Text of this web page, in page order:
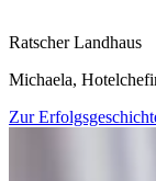
Ratscher Landhaus
Michaela,
Zur